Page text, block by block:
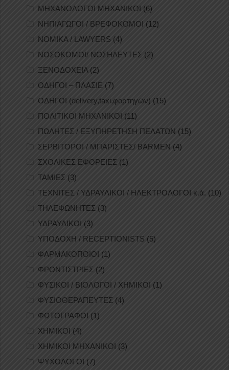
ΜΗΧΑΝΟΛΟΓΟΙ ΜΗΧΑΝΙΚΟΙ (6)
ΝΗΠΙΑΓΩΓΟΙ / ΒΡΕΦΟΚΟΜΟΙ (12)
ΝΟΜΙΚΑ / LAWYERS (4)
ΝΟΣΟΚΟΜΟΙ/ ΝΟΣΗΛΕΥΤΕΣ (2)
ΞΕΝΟΔΟΧΕΙΑ(2)
ΟΔΗΓΟΙ – ΠΛΑΣΙΕ (7)
ΟΔΗΓΟΙ (delivery,taxi,φορτηγών) (15)
ΠΟΛΙΤΙΚΟΙ ΜΗΧΑΝΙΚΟΙ (11)
ΠΩΛΗΤΕΣ / ΕΞΥΠΗΡΕΤΗΣΗ ΠΕΛΑΤΩΝ (15)
ΣΕΡΒΙΤΟΡΟΙ / ΜΠΑΡΙΣΤΕΣ/ BARMEN (4)
ΣΧΟΛΙΚΕΣ ΕΦΟΡΕΙΕΣ (1)
ΤΑΜΙΕΣ (3)
ΤΕΧΝΙΤΕΣ / ΥΔΡΑΥΛΙΚΟΙ / ΗΛΕΚΤΡΟΛΟΓΟΙ κ.ά. (10)
ΤΗΛΕΦΩΝΗΤΕΣ (3)
ΥΔΡΑΥΛΙΚΟΙ (3)
ΥΠΟΔΟΧΗ / RECEPTIONISTS (5)
ΦΑΡΜΑΚΟΠΟΙΟΙ (1)
ΦΡΟΝΤΙΣΤΡΙΕΣ (2)
ΦΥΣΙΚΟΙ / ΒΙΟΛΟΓΟΙ / ΧΗΜΙΚΟΙ (1)
ΦΥΣΙΟΘΕΡΑΠΕΥΤΕΣ (4)
ΦΩΤΟΓΡΑΦΟΙ (1)
ΧΗΜΙΚΟΙ (4)
ΧΗΜΙΚΟΙ ΜΗΧΑΝΙΚΟΙ (3)
ΨΥΧΟΛΟΓΟΙ (7)